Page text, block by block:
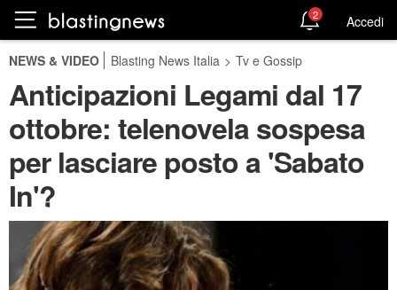
2 Accedi
NEWS & VIDEO Blasting News Italia > Tv e Gossip
Anticipazioni Legami dal 17
ottobre: telenovela sospesa
per lasciare posto a 'Sabato
In'?